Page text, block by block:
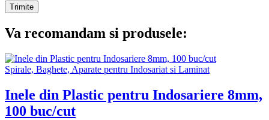
Va recomandam si produsele:
Spirale, Baghete, Aparate pentru Indosariat si Laminat
Inele din Plastic pentru Indosariere 8mm,
100 buc/cut